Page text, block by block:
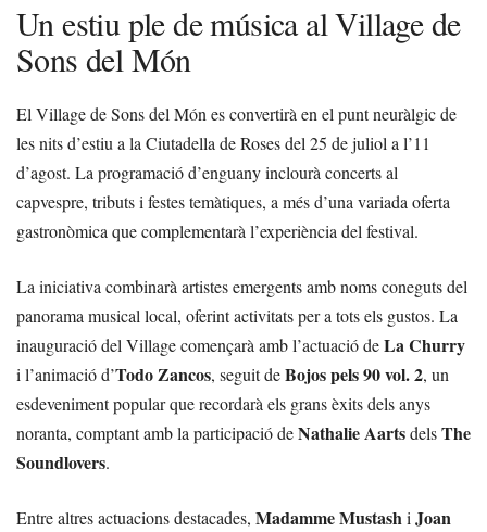
Un estiu ple de música al Village de
Sons del Món
El Village de Sons del Món es convertirà en el punt neuràlgic de
les nits d’estiu a la Ciutadella de Roses del 25 de juliol a l’11
d’agost. La programació d’enguany inclourà concerts al
capvespre, tributs i festes temàtiques, a més d’una variada oferta
gastronòmica que complementarà l’experiència del festival.
La iniciativa combinarà artistes emergents amb noms coneguts del
panorama musical local, oferint activitats per a tots els gustos. La
inauguració del Village començarà amb l’actuació deLa Churry
i l’animació d’Todo Zancos, seguit deBojos pels 90 vol. 2, un
esdeveniment popular que recordarà els grans èxits dels anys
noranta, comptant amb la participació deNathalie AartsdelsThe
Soundlovers.
Entre altres actuacions destacades, Madamme Mustashi Joan